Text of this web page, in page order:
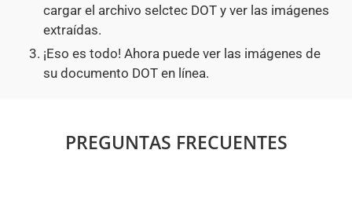
cargar el archivo selctec DOT y ver las imágenes
extraídas.
¡Eso es todo! Ahora puede ver las imágenes de
su documento DOT en línea.
PREGUNTAS FRECUENTES